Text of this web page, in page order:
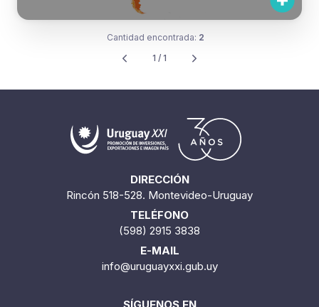
Cantidad encontrada: 2
1 / 1
DIRECCIÓN
Rincón 518-528. Montevideo-Uruguay
TELÉFONO
(598) 2915 3838
E-MAIL
info@uruguayxxi.gub.uy